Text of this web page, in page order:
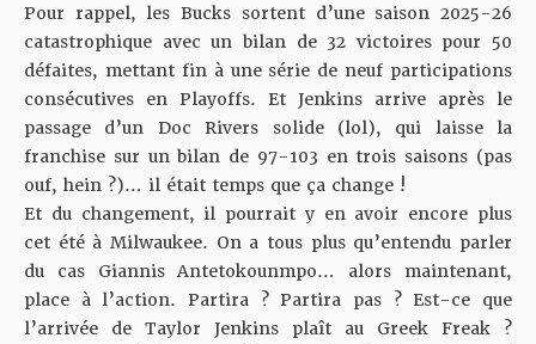
Pour rappel, les Bucks sortent d’une saison 2025-26
catastrophique avec un bilan de 32 victoires pour 50
défaites, mettant fin à une série de neuf participations
consécutives en Playoffs. Et Jenkins arrive après le
passage d’un Doc Rivers solide (lol), qui laisse la
franchise sur un bilan de 97-103 en trois saisons (pas
ouf, hein ?)… il était temps que ça change !
Et du changement, il pourrait y en avoir encore plus
cet été à Milwaukee. On a tous plus qu’entendu parler
du cas Giannis Antetokounmpo… alors maintenant,
place à l’action. Partira ? Partira pas ? Est-ce que
l’arrivée de Taylor Jenkins plaît au Greek Freak ?